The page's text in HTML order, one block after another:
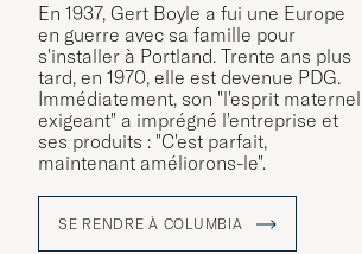
En 1937, Gert Boyle a fui une Europe
en guerre avec sa famille pour
s'installer à Portland. Trente ans plus
tard, en 1970, elle est devenue PDG.
Immédiatement, son "l'esprit maternel
exigeant" a imprégné l'entreprise et
ses produits : "C'est parfait,
maintenant améliorons-le".
SE RENDRE À COLUMBIA